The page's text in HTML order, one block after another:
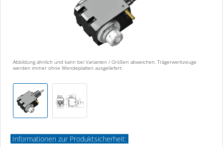
Abbildung ähnlich und kann bei Varianten / Größen abweichen. Trägerwerkzeuge
werden immer ohne Wendeplatten ausgeliefert.
Informationen zur Produktsicherheit: